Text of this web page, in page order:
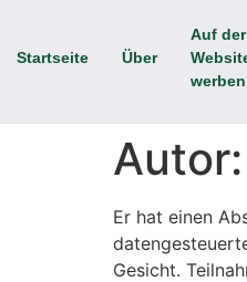
Startseite Über
Auf der
werben
Autor:
Er hat einen
Gesicht.